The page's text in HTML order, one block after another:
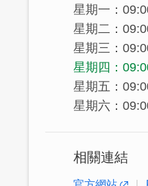
星期一：
星期二：
星期三：
星期四：
星期五：
星期六：
相關連結